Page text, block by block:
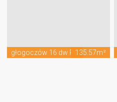
głogoczów 16 dw PC135.57m²